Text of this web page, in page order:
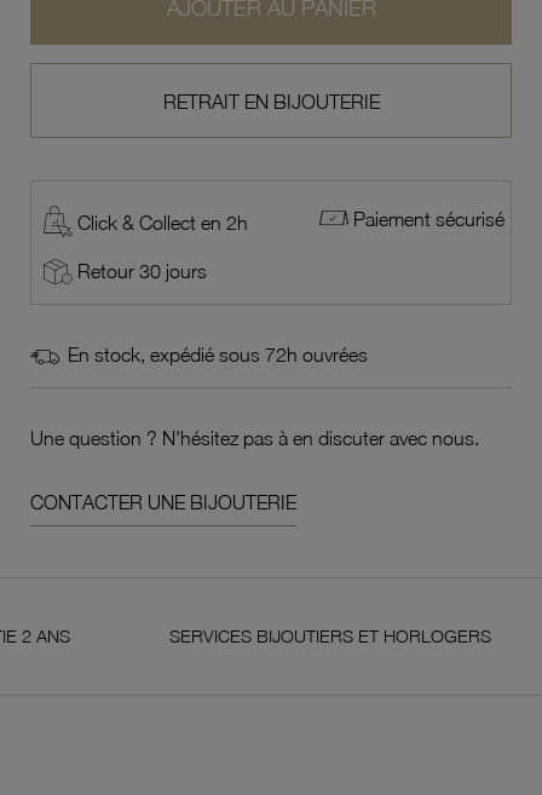
AJOUTER AU PANIER
RETRAIT EN BIJOUTERIE
Click & Collect en 2h Paiement sécurisé
Retour 30 jours
En stock, expédié sous 72h ouvrées
Une question ? N'hésitez pas à en discuter avec nous.
CONTACTER UNE BIJOUTERIE
SERVICES BIJOUTIERS ET HORLOGERS